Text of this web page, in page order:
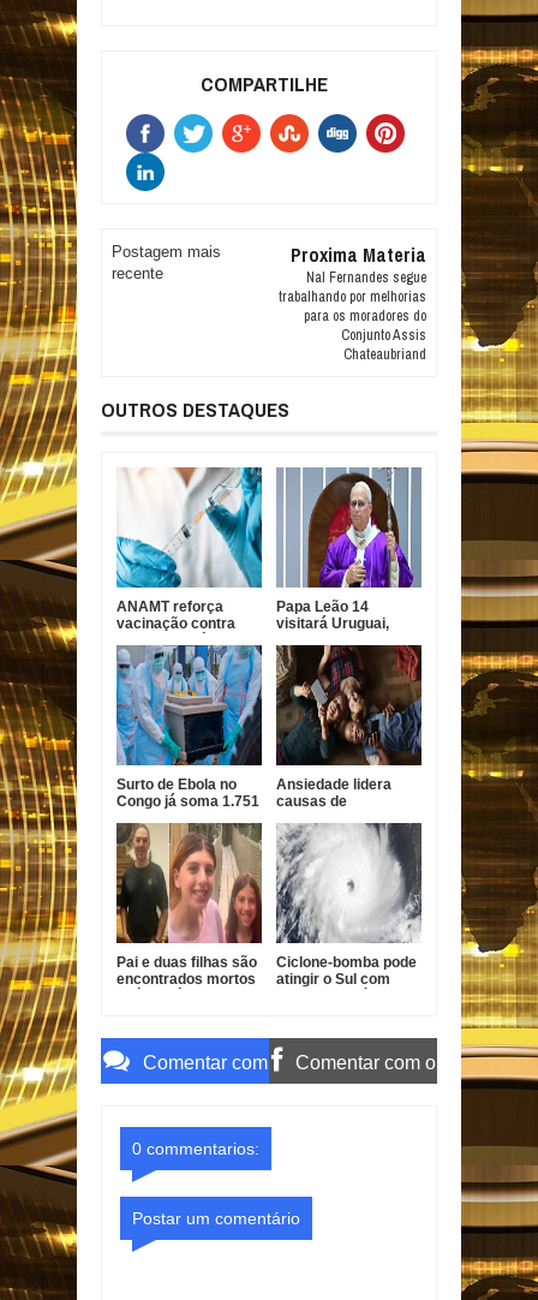
COMPARTILHE
Postagem mais
recente
Proxima Materia
Nal Fernandes segue
trabalhando por melhorias
para os moradores do
Conjunto Assis
Chateaubriand
OUTROS DESTAQUES
ANAMT reforça
vacinação contra
em São Paulo
Papa Leão 14
visitará Uruguai,
novembro
Surto de Ebola no
Congo já soma 1.751
Ansiedade lidera
causas de
jovens no Brasil
Pai e duas filhas são
encontrados mortos
Ciclone-bomba pode
atingir o Sul com
Comentar com Comentar com o
0 commentarios:
Postar um comentário